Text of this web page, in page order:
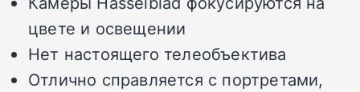
цвете и освещении
Нет настоящего телеобъектива
Отлично справляется с портретами,